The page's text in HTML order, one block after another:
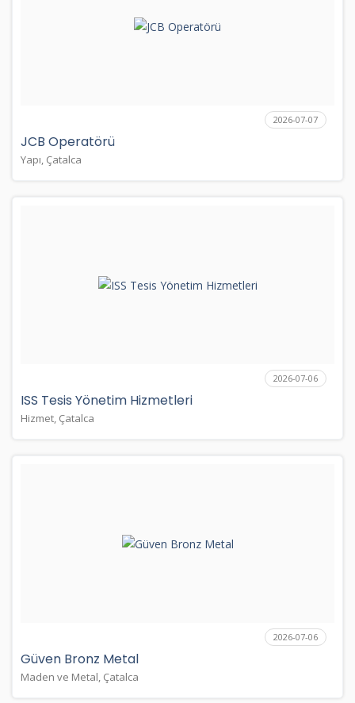
2026-07-07
JCB Operatörü
Yapı, Çatalca
2026-07-06
ISS Tesis Yönetim Hizmetleri
Hizmet, Çatalca
2026-07-06
Güven Bronz Metal
Maden ve Metal, Çatalca